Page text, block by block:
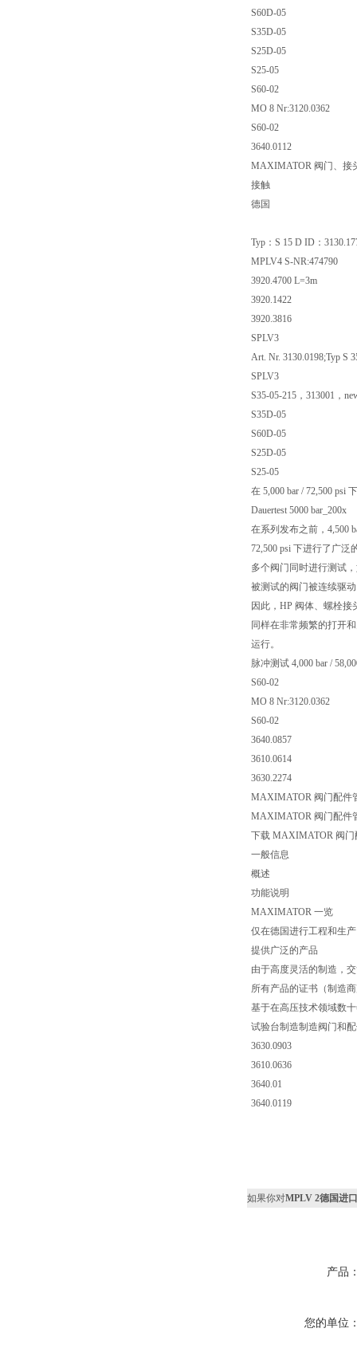
S60D-05
S35D-05
S25D-05
S25-05
S60-02
MO 8 Nr:3120.0362
S60-02
3640.0112
MAXIMATOR 阀门、接
接触
德国
Typ：S 15 D ID：
MPLV4 S-NR:474790
3920.4700 L=3m
3920.1422
3920.3816
SPLV3
Art. Nr. 3130.0198;Typ S
SPLV3
S35-05-215，313001，
S35D-05
S60D-05
S25D-05
S25-05
在 5,000 bar / 72,500 psi
Dauertest 5000 bar_200x
在系列发布之前，4,500
72,500 psi 下进行了广泛
多个阀门同时进行测试
被测试的阀门被连续驱
因此，HP 阀体、螺栓
同样在非常频繁的打开
运行。
脉冲测试 4,000 bar /
S60-02
MO 8 Nr:3120.0362
S60-02
3640.0857
3610.0614
3630.2274
MAXIMATOR 阀门配件
MAXIMATOR 阀门配件
下载 MAXIMATOR 阀门
一般信息
概述
功能说明
MAXIMATOR 一览
仅在德国进行工程和生产
提供广泛的产品
由于高度灵活的制造，
所有产品的证书（制造
基于在高压技术领域数
试验台制造制造阀门和
3630.0903
3610.0636
3640.01
3640.0119
如果你对MPLV 2德国进
产品
您的单位